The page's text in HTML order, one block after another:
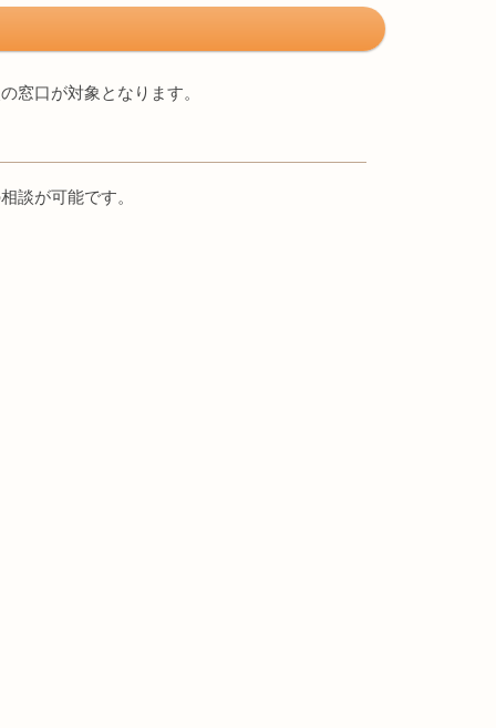
窓口が対象となります。
談が可能です。